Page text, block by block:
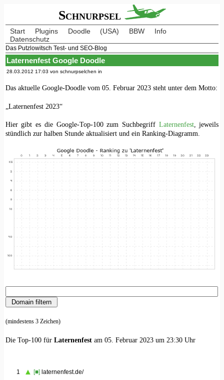
Schnurpsel
Start Plugins Doodle (USA) BBW
Info
Datenschutz
Das Putzlowitsch Test- und SEO-Blog
Laternenfest Google Doodle
28.03.2012 17:03 von schnurpselchen in
Das aktuelle Google-Doodle vom 05. Februar 2023 steht unter dem Motto:
„Laternenfest 2023“
Hier gibt es die Google-Top-100 zum Suchbegriff Laternenfest, jeweils
stündlich zur halben Stunde aktualisiert und ein Ranking-Diagramm.
(mindestens 3 Zeichen)
Die Top-100 für Laternenfestam 05. Februar 2023 um 23:30 Uhr
1 [■] laternenfest.de/